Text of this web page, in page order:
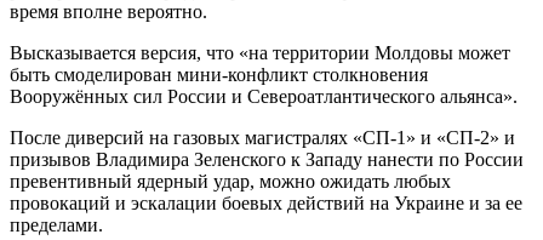
время вполне вероятно.
Высказывается версия, что «на территории Молдовы может
быть смоделирован мини-конфликт столкновения
Вооружённых сил России и Североатлантического альянса».
После диверсий на газовых магистралях «СП-1» и «СП-2» и
призывов Владимира Зеленского к Западу нанести по России
превентивный ядерный удар, можно ожидать любых
провокаций и эскалации боевых действий на Украине и за ее
пределами.